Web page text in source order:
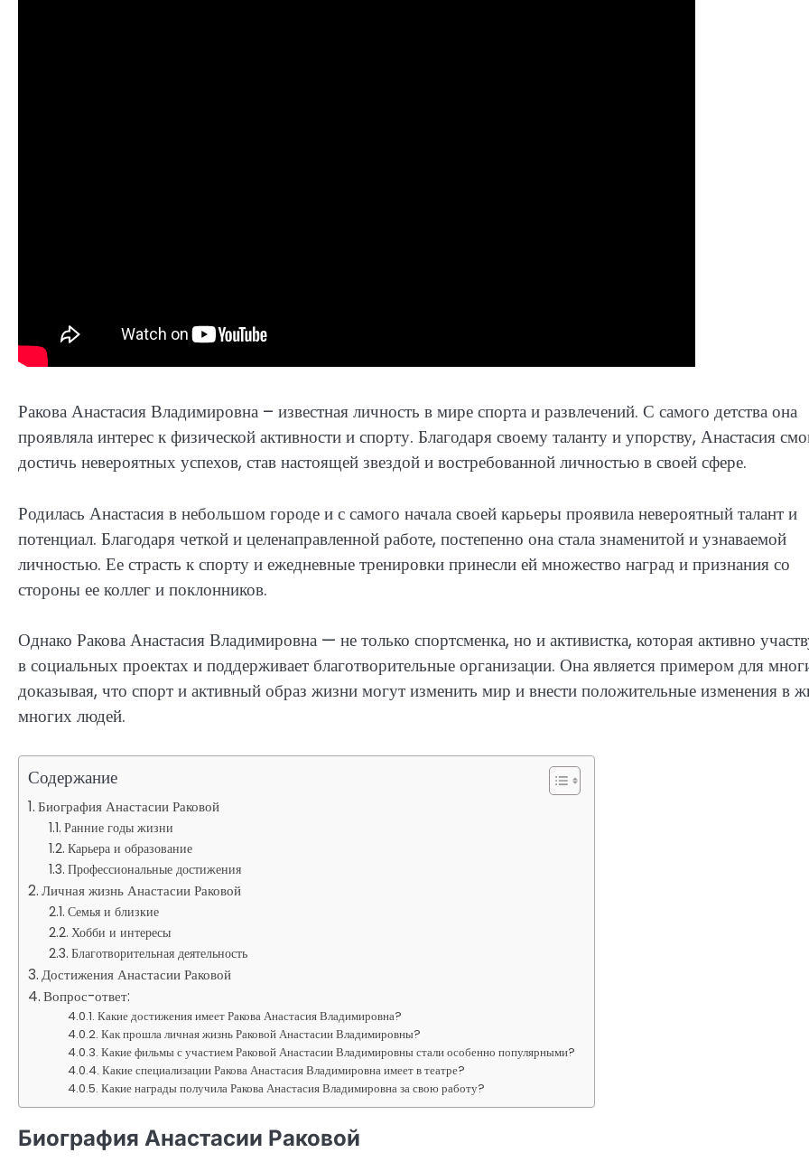
Ракова Анастасия Владимировна – известная личность в мире спорта и развлечений. С самого детства она
проявляла интерес к физической активности и спорту. Благодаря своему таланту и упорству, Анастасия
достичь невероятных успехов, став настоящей звездой и востребованной личностью в своей сфере.
Родилась Анастасия в небольшом городе и с самого начала своей карьеры проявила невероятный талант и
потенциал. Благодаря четкой и целенаправленной работе, постепенно она стала знаменитой и узнаваемой
личностью. Ее страсть к спорту и ежедневные тренировки принесли ей множество наград и признания со
стороны ее коллег и поклонников.
Однако Ракова Анастасия Владимировна — не только спортсменка, но и активистка, которая активно
в социальных проектах и поддерживает благотворительные организации. Она является примером для
доказывая, что спорт и активный образ жизни могут изменить мир и внести положительные изменения в
многих людей.
Содержание
Биография Анастасии Раковой
Ранние годы жизни
Карьера и образование
Профессиональные достижения
Личная жизнь Анастасии Раковой
Семья и близкие
Хобби и интересы
Благотворительная деятельность
Достижения Анастасии Раковой
Вопрос-ответ:
Какие достижения имеет Ракова Анастасия Владимировна?
Как прошла личная жизнь Раковой Анастасии Владимировны?
Какие фильмы с участием Раковой Анастасии Владимировны стали особенно популярными?
Какие специализации Ракова Анастасия Владимировна имеет в театре?
Какие награды получила Ракова Анастасия Владимировна за свою работу?
Биография Анастасии Раковой